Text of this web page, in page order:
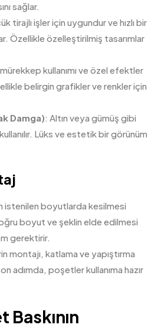
sağlar.
tirajlı işler için uygundur ve hızlı bir
Özellikle özelleştirilmiş tasarımlar
kullanımı ve özel efektler
belirgin grafikler ve renkler için
Damga): Altın veya gümüş gibi
Lüks ve estetik bir görünüm
istenilen boyutlarda kesilmesi
boyut ve şeklin elde edilmesi
gerektirir.
montajı, katlama ve yapıştırma
adımda, poşetler kullanıma hazır
Baskının